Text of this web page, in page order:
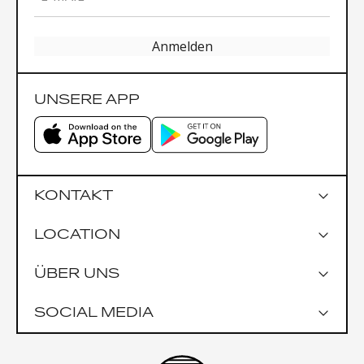
Anmelden
UNSERE APP
KONTAKT
LOCATION
Google Maps
Garage Praterstrasse 1
ÜBER UNS
SOCIAL MEDIA